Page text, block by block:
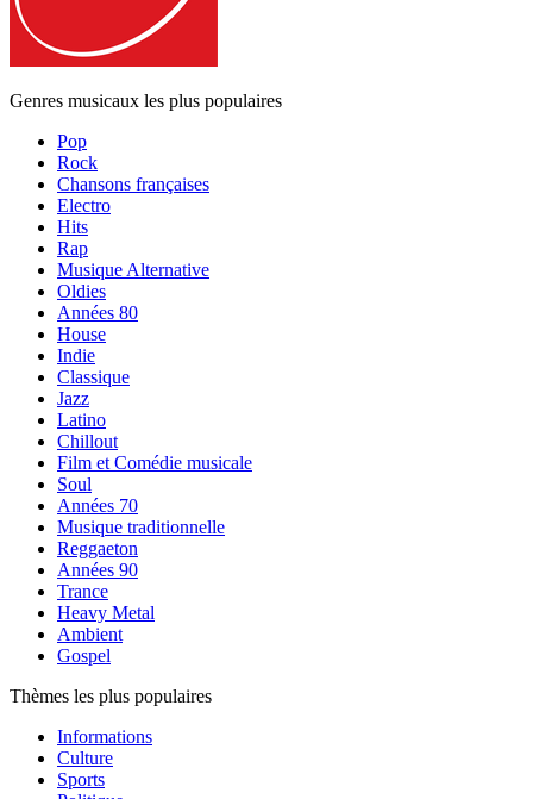
Genres musicaux les plus populaires
Pop
Rock
Chansons françaises
Electro
Hits
Rap
Musique Alternative
Oldies
Années 80
House
Indie
Classique
Jazz
Latino
Chillout
Film et Comédie musicale
Soul
Années 70
Musique traditionnelle
Reggaeton
Années 90
Trance
Heavy Metal
Ambient
Gospel
Thèmes les plus populaires
Informations
Culture
Sports